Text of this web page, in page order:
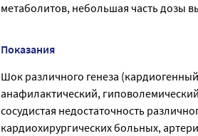
метаболитов, небольшая часть дозы
Показания
Шок различного генеза
анафилактический,
сосудистая недостаточность
кардиохирургических больных,